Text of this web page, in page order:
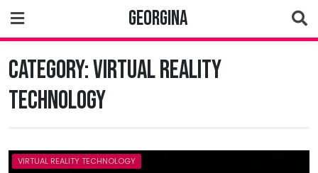
to
content
Georgina
Category:Virtual Reality
Technology
VIRTUAL REALITY TECHNOLOGY